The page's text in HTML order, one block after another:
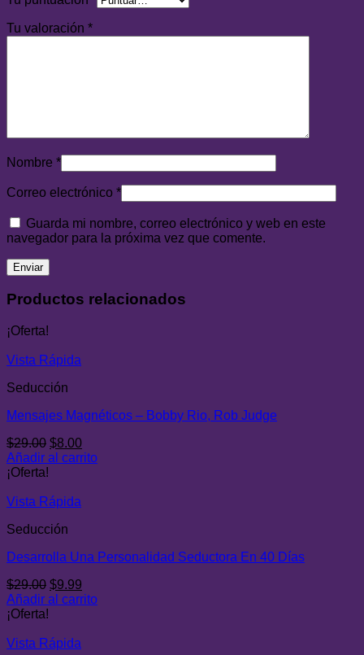
Tu valoración *
Nombre *
Correo electrónico *
Guarda mi nombre, correo electrónico y web en este
navegador para la próxima vez que comente.
Productos relacionados
¡Oferta!
Vista Rápida
Seducción
Mensajes Magnéticos – Bobby Rio, Rob Judge
$29.00 El
precio
$29.00.
$8.00El
precio
Añadir al carrito
¡Oferta!
Vista Rápida
Seducción
Desarrolla Una Personalidad Seductora En 40 Días
$29.00 El
precio
$29.00.
$9.99
precio
Añadir al carrito
¡Oferta!
Vista Rápida